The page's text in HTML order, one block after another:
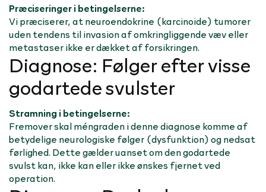
Præciseringer i betingelserne:
Vi præciserer, at neuroendokrine (karcinoide) tumorer
uden tendens til invasion af omkringliggende væv eller
metastaser ikke er dækket af forsikringen.
Diagnose: Følger efter visse
godartede svulster
Stramning i betingelserne:
Fremover skal méngraden i denne diagnose komme af
betydelige neurologiske følger (dysfunktion) og nedsat
førlighed. Dette gælder uanset om den godartede
svulst kan, ikke kan eller ikke ønskes fjernet ved
operation.